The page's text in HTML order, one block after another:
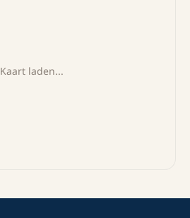
Kaart laden...